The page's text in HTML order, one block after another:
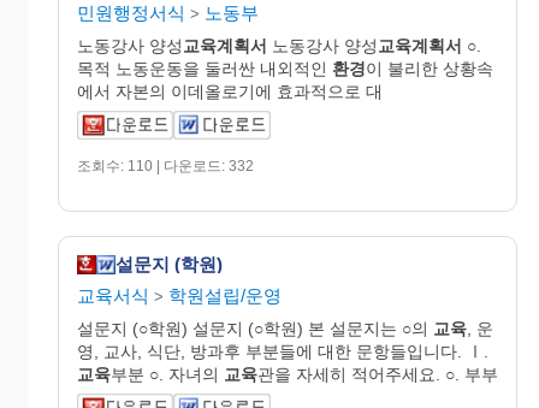
민원행정서식 > 노동부
노동강사 양성 교육계획서 노동강사 양성 교육계획서 ○.
목적 노동운동을 둘러싼 내외적인 환경이 불리한 상황속
에서 자본의 이데올로기에 효과적으로 대
조회수: 110 | 다운로드: 332
설문지 (학원)
교육서식 > 학원설립/운영
설문지 (○학원) 설문지 (○학원) 본 설문지는 ○의 교육 , 운
영, 교사, 식단, 방과후 부분들에 대한 문항들입니다. Ⅰ.
교육부분 ○. 자녀의 교육관을 자세히 적어주세요. ○. 부부